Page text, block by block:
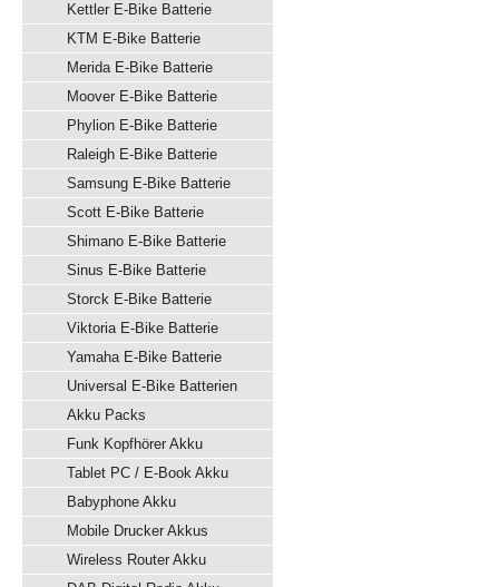
Kettler E-Bike Batterie
KTM E-Bike Batterie
Merida E-Bike Batterie
Moover E-Bike Batterie
Phylion E-Bike Batterie
Raleigh E-Bike Batterie
Samsung E-Bike Batterie
Scott E-Bike Batterie
Shimano E-Bike Batterie
Sinus E-Bike Batterie
Storck E-Bike Batterie
Viktoria E-Bike Batterie
Yamaha E-Bike Batterie
Universal E-Bike Batterien
Akku Packs
Funk Kopfhörer Akku
Tablet PC / E-Book Akku
Babyphone Akku
Mobile Drucker Akkus
Wireless Router Akku